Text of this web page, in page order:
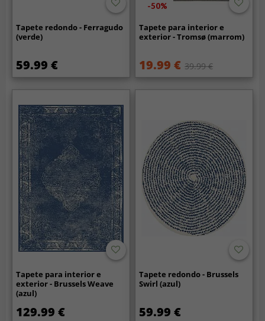
Tapete redondo - Ferragudo
(verde)
59.99 €
-50%
Tapete para interior e
exterior - Tromsø (marrom)
19.99 € 39.99 €
Tapete para interior e
exterior - Brussels Weave
(azul)
129.99 €
Tapete redondo - Brussels
Swirl (azul)
59.99 €